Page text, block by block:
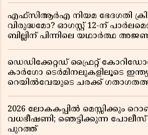
എഫ്സിആർഎ നിയമ ഭേദഗതി
വിരുദ്ധമോ? ഓഗസ്റ്റ് 12-ന്
ബില്ലിന് പിന്നിലെ യഥാർത്ഥ
ഡെഡിക്കേറ്റഡ് ഫ്രൈറ്റ്
കാർഗോ ടെർമിനലുകളിലൂടെ
റെയിൽവേയുടെ ചരക്ക്
2026 ലോകകപ്പിൽ മെസ്സിക്കും
വധഭീഷണി; ഞെട്ടിക്കുന്ന
പുറത്ത്